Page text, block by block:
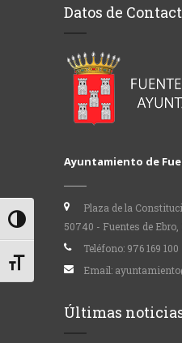
Alternar alto contraste
Alternar tamaño de letra
Datos de
Ayuntamiento de
Plaza de la
50740 - Fuentes de
Teléfono: 976 169 100
Email:
Últimas